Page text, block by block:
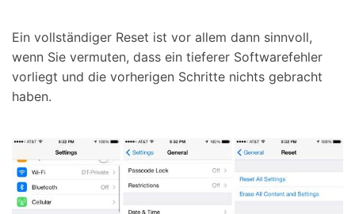
Ein vollständiger Reset ist vor allem dann sinnvoll,
wenn Sie vermuten, dass ein tieferer Softwarefehler
vorliegt und die vorherigen Schritte nichts gebracht
haben.